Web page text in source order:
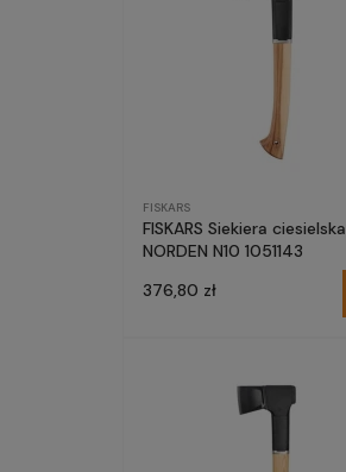
FISKARS
FISKARS Siekiera ciesielska
NORDEN N10 1051143
376,80 zł